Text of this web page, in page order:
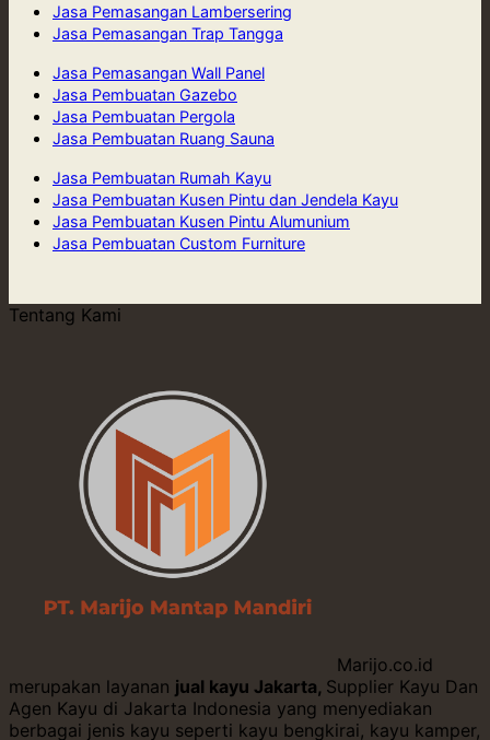
Jasa Pemasangan Lambersering
Jasa Pemasangan Trap Tangga
Jasa Pemasangan Wall Panel
Jasa Pembuatan Gazebo
Jasa Pembuatan Pergola
Jasa Pembuatan Ruang Sauna
Jasa Pembuatan Rumah Kayu
Jasa Pembuatan Kusen Pintu dan Jendela Kayu
Jasa Pembuatan Kusen Pintu Alumunium
Jasa Pembuatan Custom Furniture
Tentang Kami
Marijo.co.id
merupakan layanan jual kayu Jakarta, Supplier Kayu Dan
Agen Kayu di Jakarta Indonesia yang menyediakan
berbagai jenis kayu seperti kayu bengkirai, kayu kamper,